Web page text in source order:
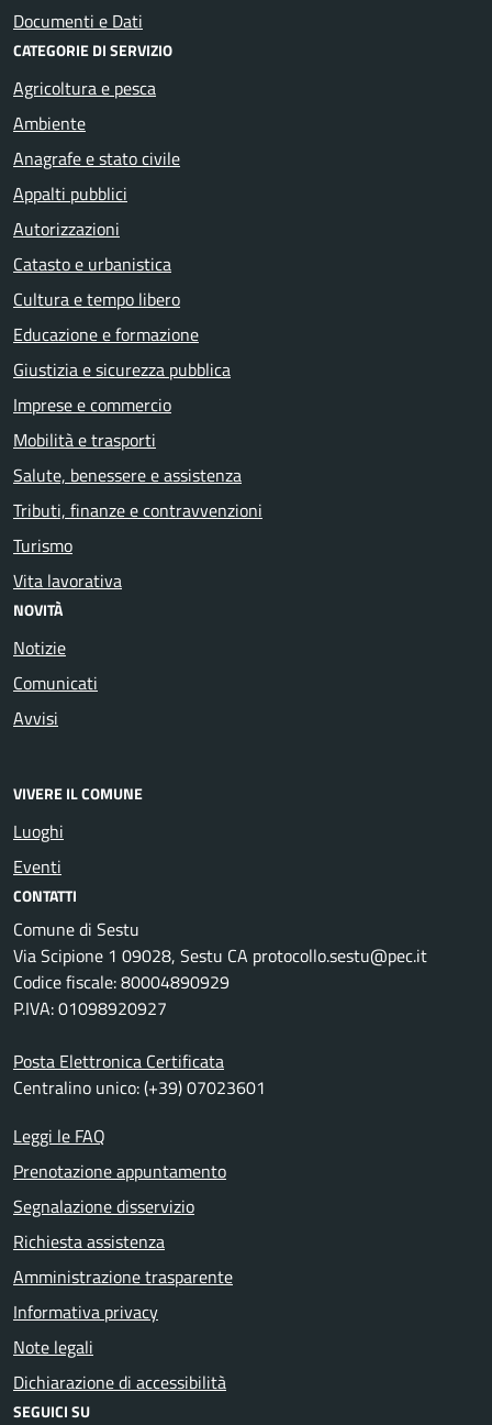
Documenti e Dati
CATEGORIE DI SERVIZIO
Agricoltura e pesca
Ambiente
Anagrafe e stato civile
Appalti pubblici
Autorizzazioni
Catasto e urbanistica
Cultura e tempo libero
Educazione e formazione
Giustizia e sicurezza pubblica
Imprese e commercio
Mobilità e trasporti
Salute, benessere e assistenza
Tributi, finanze e contravvenzioni
Turismo
Vita lavorativa
NOVITÀ
Notizie
Comunicati
Avvisi
VIVERE IL COMUNE
Luoghi
Eventi
CONTATTI
Comune di Sestu
Via Scipione 1 09028, Sestu CA protocollo.sestu@pec.it
Codice fiscale: 80004890929
P.IVA: 01098920927
Posta Elettronica Certificata
Centralino unico: (+39) 07023601
Leggi le FAQ
Prenotazione appuntamento
Segnalazione disservizio
Richiesta assistenza
Amministrazione trasparente
Informativa privacy
Note legali
Dichiarazione di accessibilità
SEGUICI SU